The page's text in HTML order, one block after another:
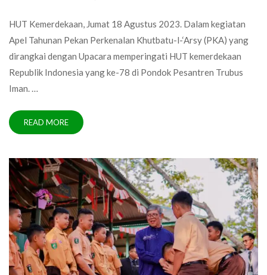
HUT Kemerdekaan, Jumat 18 Agustus 2023. Dalam kegiatan
Apel Tahunan Pekan Perkenalan Khutbatu-l-‘Arsy (PKA) yang
dirangkai dengan Upacara memperingati HUT kemerdekaan
Republik Indonesia yang ke-78 di Pondok Pesantren Trubus
Iman. …
READ MORE